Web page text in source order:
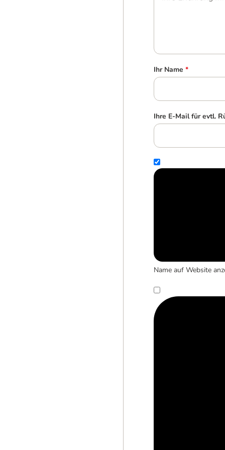
Ihr Name *
Ihre E-Mail für evtl.
Name auf Website